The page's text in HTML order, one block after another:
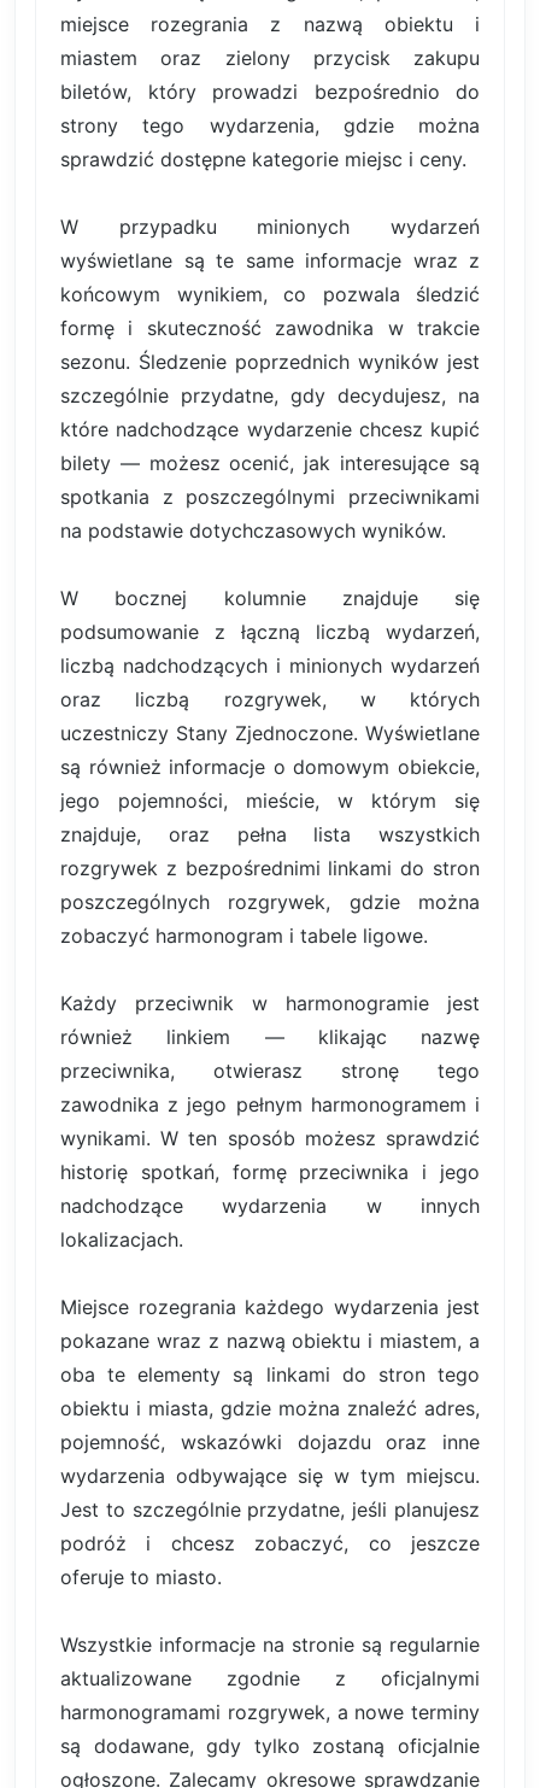
miejsce rozegrania z nazwą obiektu i
miastem oraz zielony przycisk zakupu
biletów, który prowadzi bezpośrednio do
strony tego wydarzenia, gdzie można
sprawdzić dostępne kategorie miejsc i ceny.
W przypadku minionych wydarzeń
wyświetlane są te same informacje wraz z
końcowym wynikiem, co pozwala śledzić
formę i skuteczność zawodnika w trakcie
sezonu. Śledzenie poprzednich wyników jest
szczególnie przydatne, gdy decydujesz, na
które nadchodzące wydarzenie chcesz kupić
bilety — możesz ocenić, jak interesujące są
spotkania z poszczególnymi przeciwnikami
na podstawie dotychczasowych wyników.
W bocznej kolumnie znajduje się
podsumowanie z łączną liczbą wydarzeń,
liczbą nadchodzących i minionych wydarzeń
oraz liczbą rozgrywek, w których
uczestniczy Stany Zjednoczone. Wyświetlane
są również informacje o domowym obiekcie,
jego pojemności, mieście, w którym się
znajduje, oraz pełna lista wszystkich
rozgrywek z bezpośrednimi linkami do stron
poszczególnych rozgrywek, gdzie można
zobaczyć harmonogram i tabele ligowe.
Każdy przeciwnik w harmonogramie jest
również linkiem — klikając nazwę
przeciwnika, otwierasz stronę tego
zawodnika z jego pełnym harmonogramem i
wynikami. W ten sposób możesz sprawdzić
historię spotkań, formę przeciwnika i jego
nadchodzące wydarzenia w innych
lokalizacjach.
Miejsce rozegrania każdego wydarzenia jest
pokazane wraz z nazwą obiektu i miastem, a
oba te elementy są linkami do stron tego
obiektu i miasta, gdzie można znaleźć adres,
pojemność, wskazówki dojazdu oraz inne
wydarzenia odbywające się w tym miejscu.
Jest to szczególnie przydatne, jeśli planujesz
podróż i chcesz zobaczyć, co jeszcze
oferuje to miasto.
Wszystkie informacje na stronie są regularnie
aktualizowane zgodnie z oficjalnymi
harmonogramami rozgrywek, a nowe terminy
są dodawane, gdy tylko zostaną oficjalnie
ogłoszone. Zalecamy okresowe sprawdzanie